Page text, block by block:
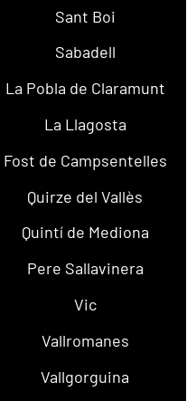
Sant Boi
Sabadell
La Pobla de Claramunt
La Llagosta
Fost de Campsentelles
Quirze del Vallès
Quintí de Mediona
Pere Sallavinera
Vic
Vallromanes
Vallgorguina